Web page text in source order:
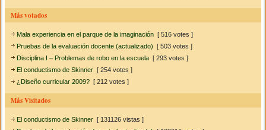
Más votados
Mala experiencia en el parque de la imaginación [ 516 votes ]
Pruebas de la evaluación docente (actualizado) [ 503 votes ]
Disciplina I – Problemas de robo en la escuela [ 293 votes ]
El conductismo de Skinner [ 254 votes ]
¿Diseño curricular 2009? [ 212 votes ]
Más Visitados
El conductismo de Skinner [ 131126 vistas ]